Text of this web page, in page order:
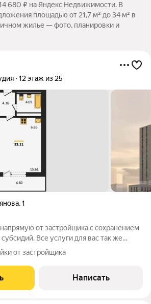
680 ₽ на Яндекс Недвижимости. В
площадью от 21,7 м² до 34 м² в
жилье — фото, планировки и
12 этаж из 25
,1
от застройщика с сохранением
Все услуги для вас так же
с нами вы получаете в подарок
Жилой комплекс расположен в
в
от застройщика
Написать